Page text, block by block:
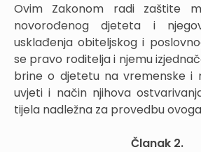
Ovim Zakonom radi zaštite
novorođenog djeteta i
usklađenja obiteljskog i
se pravo roditelja i njemu
brine o djetetu na vremenske i
uvjeti i način njihova
tijela nadležna za provedbu
Članak 2.